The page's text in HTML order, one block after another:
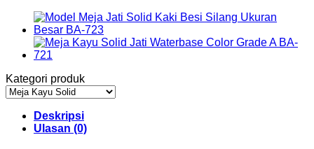
Kategori produk
Deskripsi
Ulasan (0)